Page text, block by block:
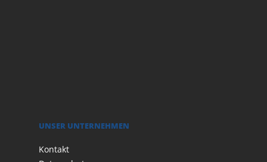
UNSER UNTERNEHMEN
Kontakt